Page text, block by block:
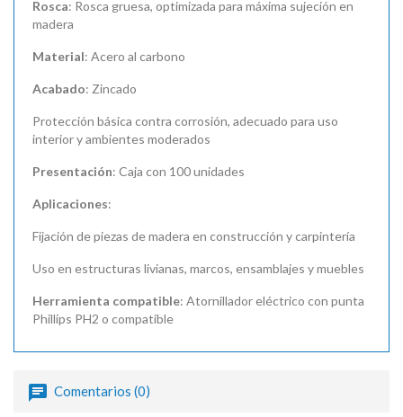
Rosca: Rosca gruesa, optimizada para máxima sujeción en
madera
Material: Acero al carbono
Acabado: Zincado
Protección básica contra corrosión, adecuado para uso
interior y ambientes moderados
Presentación: Caja con 100 unidades
Aplicaciones:
Fijación de piezas de madera en construcción y carpintería
Uso en estructuras livianas, marcos, ensamblajes y muebles
Herramienta compatible: Atornillador eléctrico con punta
Phillips PH2 o compatible
Comentarios (0)